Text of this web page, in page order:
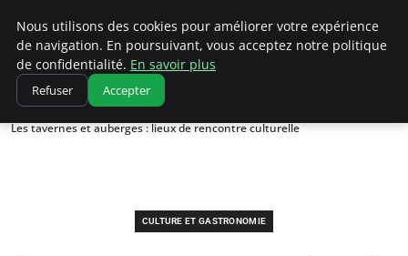
Correze Co
Accueil
Culture et gastronomie
Les tavernes et auberges : lieux de rencontre culturelle
CULTURE ET GASTRONOMIE
Nous utilisons des cookies pour améliorer votre expérience
de navigation. En poursuivant, vous acceptez notre politique
de confidentialité. En savoir plus
Refuser Accepter